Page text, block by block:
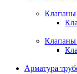
Клапаны
Арматура